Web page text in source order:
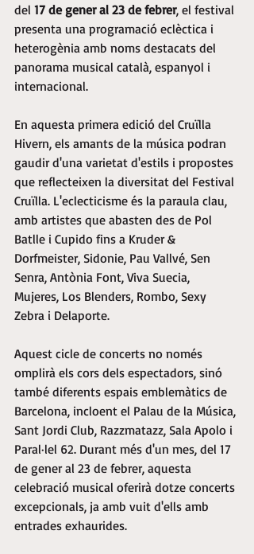
del 17 de gener al 23 de febrer, el festival
presenta una programació eclèctica i
heterogènia amb noms destacats del
panorama musical català, espanyol i
internacional.
En aquesta primera edició del Cruïlla
Hivern, els amants de la música podran
gaudir d'una varietat d'estils i propostes
que reflecteixen la diversitat del Festival
Cruïlla. L'eclecticisme és la paraula clau,
amb artistes que abasten des de Pol
Batlle i Cupido fins a Kruder &
Dorfmeister, Sidonie, Pau Vallvé, Sen
Senra, Antònia Font, Viva Suecia,
Mujeres, Los Blenders, Rombo, Sexy
Zebra i Delaporte.
Aquest cicle de concerts no només
omplirà els cors dels espectadors, sinó
també diferents espais emblemàtics de
Barcelona, incloent el Palau de la Música,
Sant Jordi Club, Razzmatazz, Sala Apolo i
Paral·lel 62. Durant més d'un mes, del 17
de gener al 23 de febrer, aquesta
celebració musical oferirà dotze concerts
excepcionals, ja amb vuit d'ells amb
entrades exhaurides.